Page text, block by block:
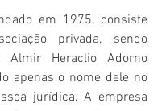
em 1975, consiste
privada, sendo
Almir Heraclio Adorno
apenas o nome dele no
jurídica. A empresa